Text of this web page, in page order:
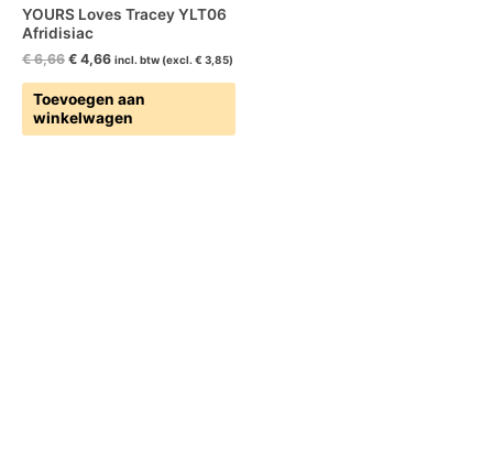
YOURS Loves Tracey YLT06
Afridisiac
€6,66 € 4,66 incl. btw (excl. € 3,85)
Toevoegen aan
winkelwagen